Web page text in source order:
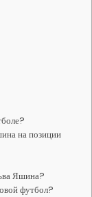
на позиции
Яшина?
футбол?